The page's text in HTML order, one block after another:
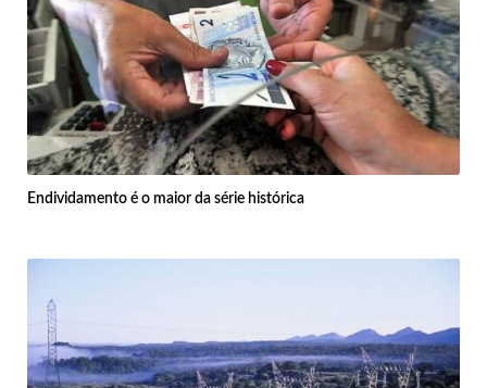
Endividamento é o maior da série histórica